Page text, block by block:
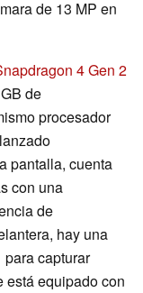
de 13 MP en
4 Gen 2
de
procesador
pantalla, cuenta
con una
de
hay una
para capturar
está equipado con